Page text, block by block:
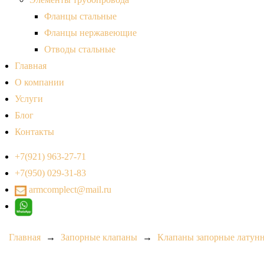
Фланцы стальные
Фланцы нержавеющие
Отводы стальные
Главная
О компании
Услуги
Блог
Контакты
+7(921) 963-27-71
+7(950) 029-31-83
armcomplect@mail.ru
Главная → Запорные клапаны → Клапаны запорные